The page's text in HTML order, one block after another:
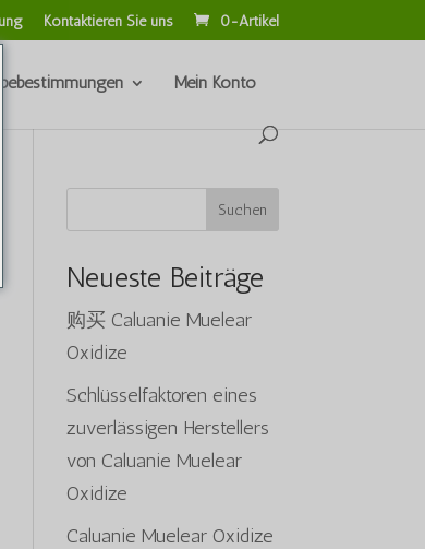
Kontaktieren Sie uns 0-Artikel
Mein Konto
Suchen
Neueste Beiträge
购买 Caluanie Muelear
Oxidize
Schlüsselfaktoren eines
zuverlässigen Herstellers
von Caluanie Muelear
Oxidize
Caluanie Muelear Oxidize